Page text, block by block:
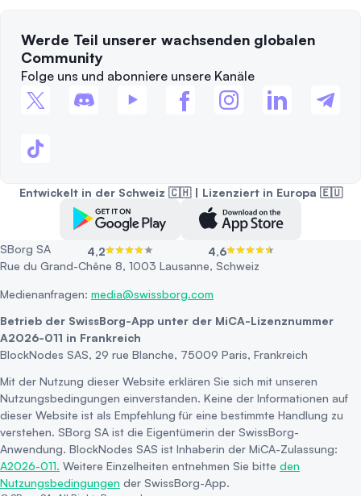
Werde Teil unserer wachsenden globalen
Community
Folge uns und abonniere unsere Kanäle
Entwickelt in der Schweiz 🇨🇭 | Lizenziert in Europa 🇪🇺
4,2 4,6
SBorg SA
Rue du Grand-Chêne 8, 1003 Lausanne, Schweiz
Medienanfragen: media@swissborg.com
Betrieb der SwissBorg-App unter der MiCA-Lizenznummer
A2026-011 in Frankreich
BlockNodes SAS, 29 rue Blanche, 75009 Paris, Frankreich
Mit der Nutzung dieser Website erklären Sie sich mit unseren
Nutzungsbedingungen einverstanden. Keine der Informationen auf
dieser Website ist als Empfehlung für eine bestimmte Handlung zu
verstehen. SBorg SA ist die Eigentümerin der SwissBorg-
Anwendung. BlockNodes SAS ist Inhaberin der MiCA-Zulassung:
A2026-011. Weitere Einzelheiten entnehmen Sie bitte den
Nutzungsbedingungen der SwissBorg-App.